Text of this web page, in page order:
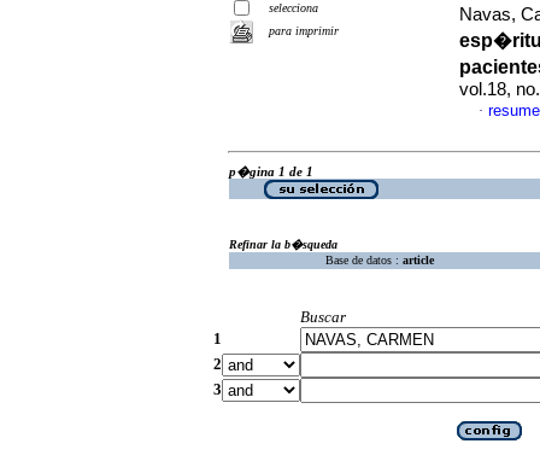
selecciona
para imprimir
Navas,
vol.18,
·
p�gina 1 de 1
Refinar la b�squeda
Base de datos : article
Buscar
1
2
3